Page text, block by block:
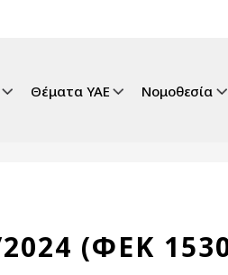
Θέματα ΥΑΕ Νομοθεσία
(ΦΕΚ